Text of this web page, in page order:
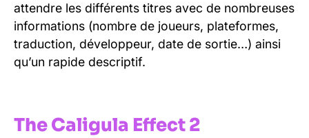
attendre les différents titres avec de nombreuses
informations (nombre de joueurs, plateformes,
traduction, développeur, date de sortie…) ainsi
qu’un rapide descriptif.
The Caligula Effect 2